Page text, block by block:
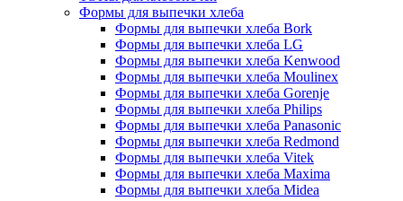
Формы для выпечки хлеба
Формы для выпечки хлеба Bork
Формы для выпечки хлеба LG
Формы для выпечки хлеба Kenwood
Формы для выпечки хлеба Moulinex
Формы для выпечки хлеба Gorenje
Формы для выпечки хлеба Philips
Формы для выпечки хлеба Panasonic
Формы для выпечки хлеба Redmond
Формы для выпечки хлеба Vitek
Формы для выпечки хлеба Maxima
Формы для выпечки хлеба Midea